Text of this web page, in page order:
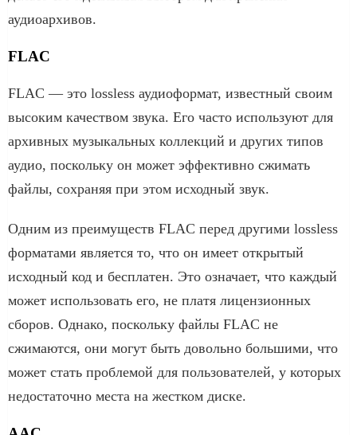
аудиоархивов.
FLAC
FLAC — это lossless аудиоформат, известный своим
высоким качеством звука. Его часто используют для
архивных музыкальных коллекций и других типов
аудио, поскольку он может эффективно сжимать
файлы, сохраняя при этом исходный звук.
Одним из преимуществ FLAC перед другими lossless
форматами является то, что он имеет открытый
исходный код и бесплатен. Это означает, что каждый
может использовать его, не платя лицензионных
сборов. Однако, поскольку файлы FLAC не
сжимаются, они могут быть довольно большими, что
может стать проблемой для пользователей, у которых
недостаточно места на жестком диске.